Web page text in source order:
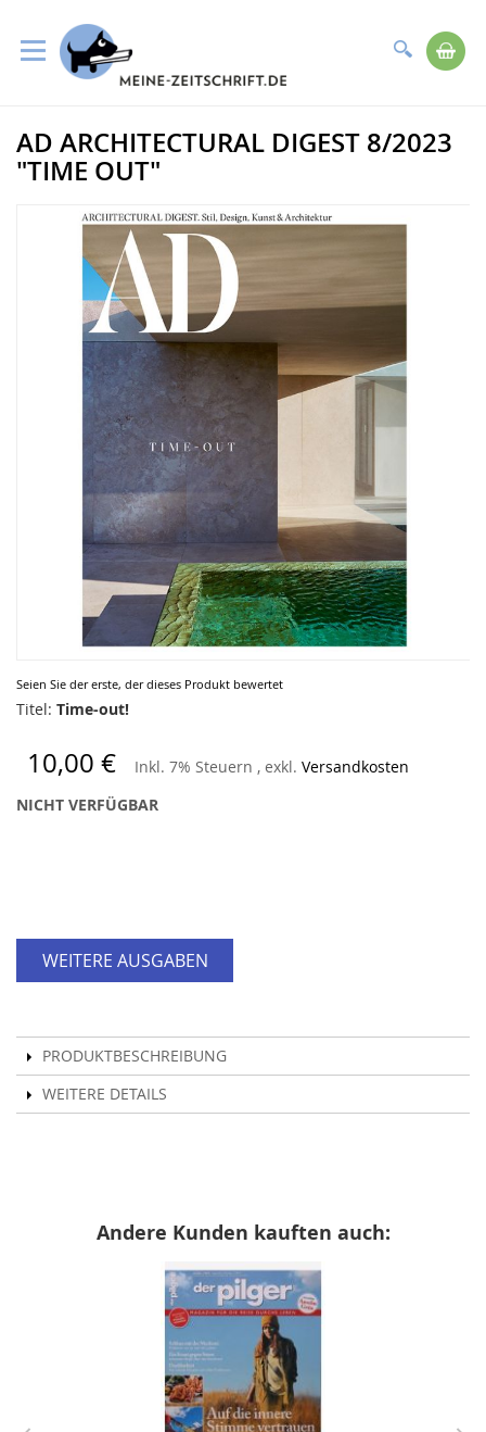
Suche
zum
Inhalt
Seien Sie der erste, der dieses Produkt bewertet
Titel: Time-out!
10,00 € Inkl. 7% Steuern , exkl. Versandkosten
NICHT VERFÜGBAR
WEITERE AUSGABEN
PRODUKTBESCHREIBUNG
WEITERE DETAILS
Zum
Ende
der
AD ARCHITECTURAL DIGEST 8/2023
"TIME OUT"
Zum
Anfang
springen
Andere Kunden kauften auch: